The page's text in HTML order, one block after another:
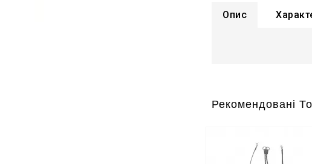
Опис
Рекомендовані